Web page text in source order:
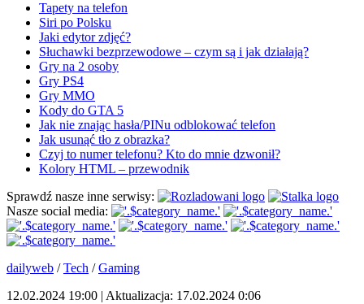
Tapety na telefon
Siri po Polsku
Jaki edytor zdjęć?
Słuchawki bezprzewodowe – czym są i jak działają?
Gry na 2 osoby
Gry PS4
Gry MMO
Kody do GTA 5
Jak nie znając hasła/PINu odblokować telefon
Jak usunąć tło z obrazka?
Czyj to numer telefonu? Kto do mnie dzwonił?
Kolory HTML – przewodnik
Sprawdź nasze inne serwisy:
Nasze social media:
dailyweb /Tech /Gaming
12.02.2024 19:00 | Aktualizacja: 17.02.2024 0:06